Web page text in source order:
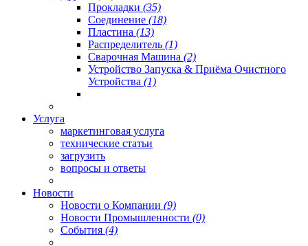
Прокладки (35)
Соединение (18)
Пластина (13)
Распределитель (1)
Сварочная Машина (2)
Устройство Запуска & Приёма Очистного
Устройства (1)
Услуга
маркетинговая услуга
технические статьи
загрузить
вопросы и ответы
Новости
Новости о Компании (9)
Новости Промышленности (0)
События (4)